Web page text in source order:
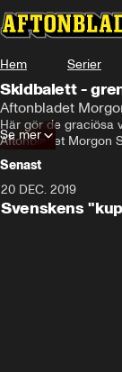
Hem Serier
Skidbalett -
Aftonbladet
Här gör de graciösa
Aftonbladet Morgon
Se mer
Senast
20 DEC. 2019
Svenskens